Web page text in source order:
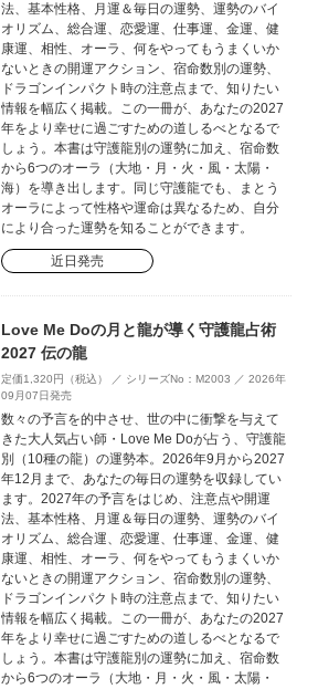
法、基本性格、月運＆毎日の運勢、運勢のバイ
オリズム、総合運、恋愛運、仕事運、金運、健
康運、相性、オーラ、何をやってもうまくいか
ないときの開運アクション、宿命数別の運勢、
ドラゴンインパクト時の注意点まで、知りたい
情報を幅広く掲載。この一冊が、あなたの2027
年をより幸せに過ごすための道しるべとなるで
しょう。本書は守護龍別の運勢に加え、宿命数
から6つのオーラ（大地・月・火・風・太陽・
海）を導き出します。同じ守護龍でも、まとう
オーラによって性格や運命は異なるため、自分
により合った運勢を知ることができます。
近日発売
Love Me Doの月と龍が導く守護龍占術
2027 伝の龍
定価1,320円（税込） ／ シリーズNo：M2003 ／ 2026年
09月07日発売
数々の予言を的中させ、世の中に衝撃を与えて
きた大人気占い師・Love Me Doが占う、守護龍
別（10種の龍）の運勢本。2026年9月から2027
年12月まで、あなたの毎日の運勢を収録してい
ます。2027年の予言をはじめ、注意点や開運
法、基本性格、月運＆毎日の運勢、運勢のバイ
オリズム、総合運、恋愛運、仕事運、金運、健
康運、相性、オーラ、何をやってもうまくいか
ないときの開運アクション、宿命数別の運勢、
ドラゴンインパクト時の注意点まで、知りたい
情報を幅広く掲載。この一冊が、あなたの2027
年をより幸せに過ごすための道しるべとなるで
しょう。本書は守護龍別の運勢に加え、宿命数
から6つのオーラ（大地・月・火・風・太陽・